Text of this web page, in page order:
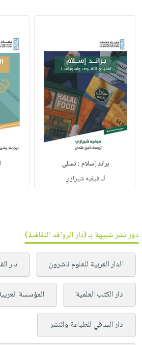
براند إسلام : تسلي
لـفيغيه شيرازي
دور نشر شبيهة بـ (دار الروافد الثقافية)
الدار العربية للعلوم ناشرون دار
دار الكتب العلمية المؤسسة
دار الساقي للطباعة والنشر